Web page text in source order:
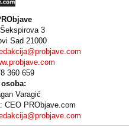
3
Sad 21000
8 360 659
Varagić
CEO PRObjave.com